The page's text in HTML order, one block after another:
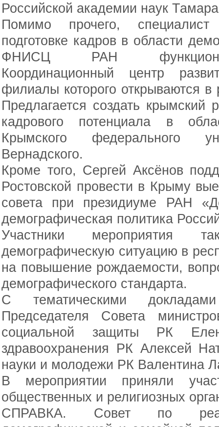
Российской академии наук
Помимо прочего,
подготовке кадров в области
ФНИСЦ РАН
Координационный центр
филиалы которого открываются в
Предлагается создать крымский
кадрового потенциала в
Крымского федерального
Вернадского.
Кроме того, Сергей Аксёнов
Ростовской провести в Крыму
совета при президиуме РАН
демографическая политика
Участники мероприятия
демографическую ситуацию в
на повышение рождаемости,
демографического стандарта.
С тематическими
Председателя Совета
социальной защиты РК
здравоохранения РК Алексей
науки и молодежи РК Валентина
В мероприятии приняли
общественных и религиозных
СПРАВКА. Совет по